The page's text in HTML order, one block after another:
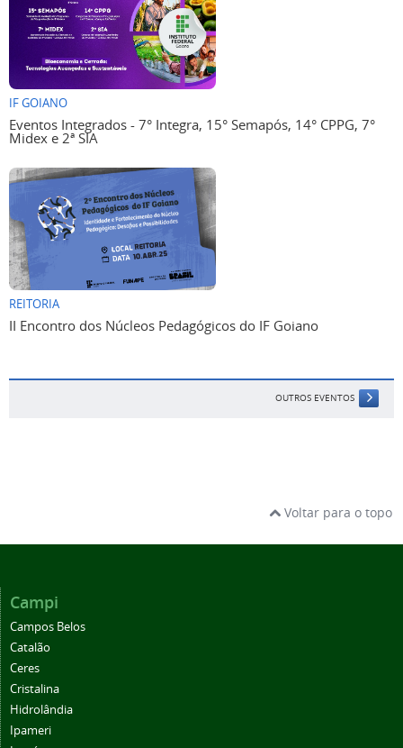
IF GOIANO
Eventos Integrados - 7° Integra, 15° Semapós, 14° CPPG, 7°
Midex e 2ª SIA
REITORIA
II Encontro dos Núcleos Pedagógicos do IF Goiano
OUTROS EVENTOS
Voltar para o topo
Campi
Campos Belos
Catalão
Ceres
Cristalina
Hidrolândia
Ipameri